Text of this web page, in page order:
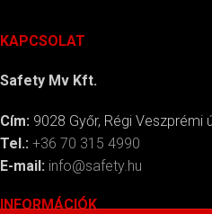
KAPCSOLAT
Safety Mv Kft.
Cím: 9028 Győr, Régi Veszprémi
Tel.: +36 70 315 4990
E-mail: info@safety.hu
INFORMÁCIÓK